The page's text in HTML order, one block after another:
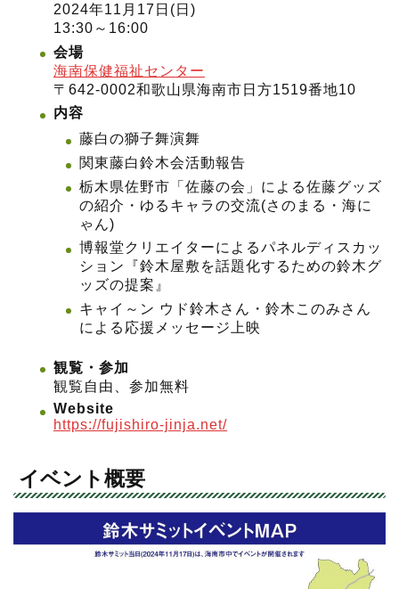
2024年11月17日(日)
13:30～16:00
会場
海南保健福祉センター
〒642-0002和歌山県海南市日方1519番地10
内容
藤白の獅子舞演舞
関東藤白鈴木会活動報告
栃木県佐野市「佐藤の会」による佐藤グッズ
の紹介・ゆるキャラの交流(さのまる・海に
ゃん)
博報堂クリエイターによるパネルディスカッ
ション『鈴木屋敷を話題化するための鈴木グ
ッズの提案』
キャイ～ン ウド鈴木さん・鈴木このみさん
による応援メッセージ上映
観覧・参加
観覧自由、参加無料
Website
https://fujishiro-jinja.net/
イベント概要